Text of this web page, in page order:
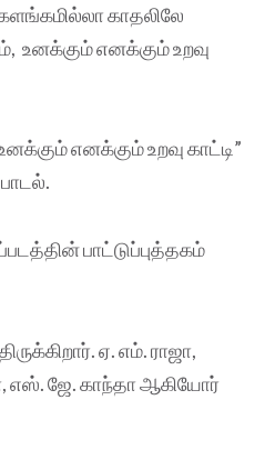
காதலிலே
எனக்கும் உறவு
எனக்கும் உறவு காட்டி”
பாட்டுப்புத்தகம்
ஏ. எம். ராஜா,
எஸ். ஜே. காந்தா ஆகியோர்